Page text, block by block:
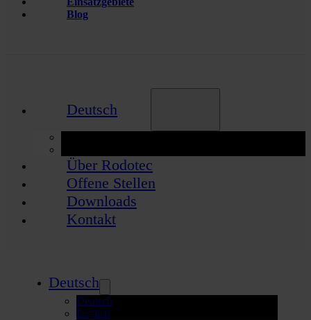
Blog
Deutsch
Über Rodotec
Offene Stellen
Downloads
Kontakt
Deutsch
Deutsch
English